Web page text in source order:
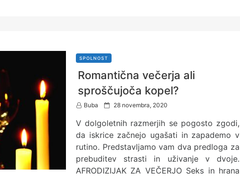
SPOLNOST
Romantična večerja ali
sproščujoča kopel?
Buba
P
s
e
d
o
n
28 novembra, 2020
V dolgoletnih razmerjih se pogosto zgodi,
da iskrice začnejo ugašati in zapademo v
rutino. Predstavljamo vam dva predloga za
prebuditev strasti in uživanje v dvoje.
AFRODIZIJAK ZA VEČERJO Seks in hrana